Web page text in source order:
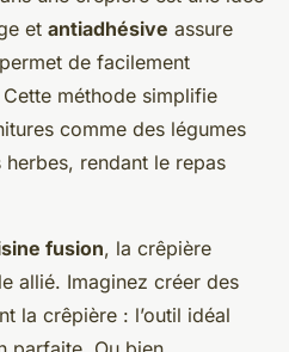
et antiadhésive assure
de facilement
méthode simplifie
comme des légumes
rendant le repas
fusion, la crêpière
allié. Imaginez créer des
la crêpière : l’outil idéal